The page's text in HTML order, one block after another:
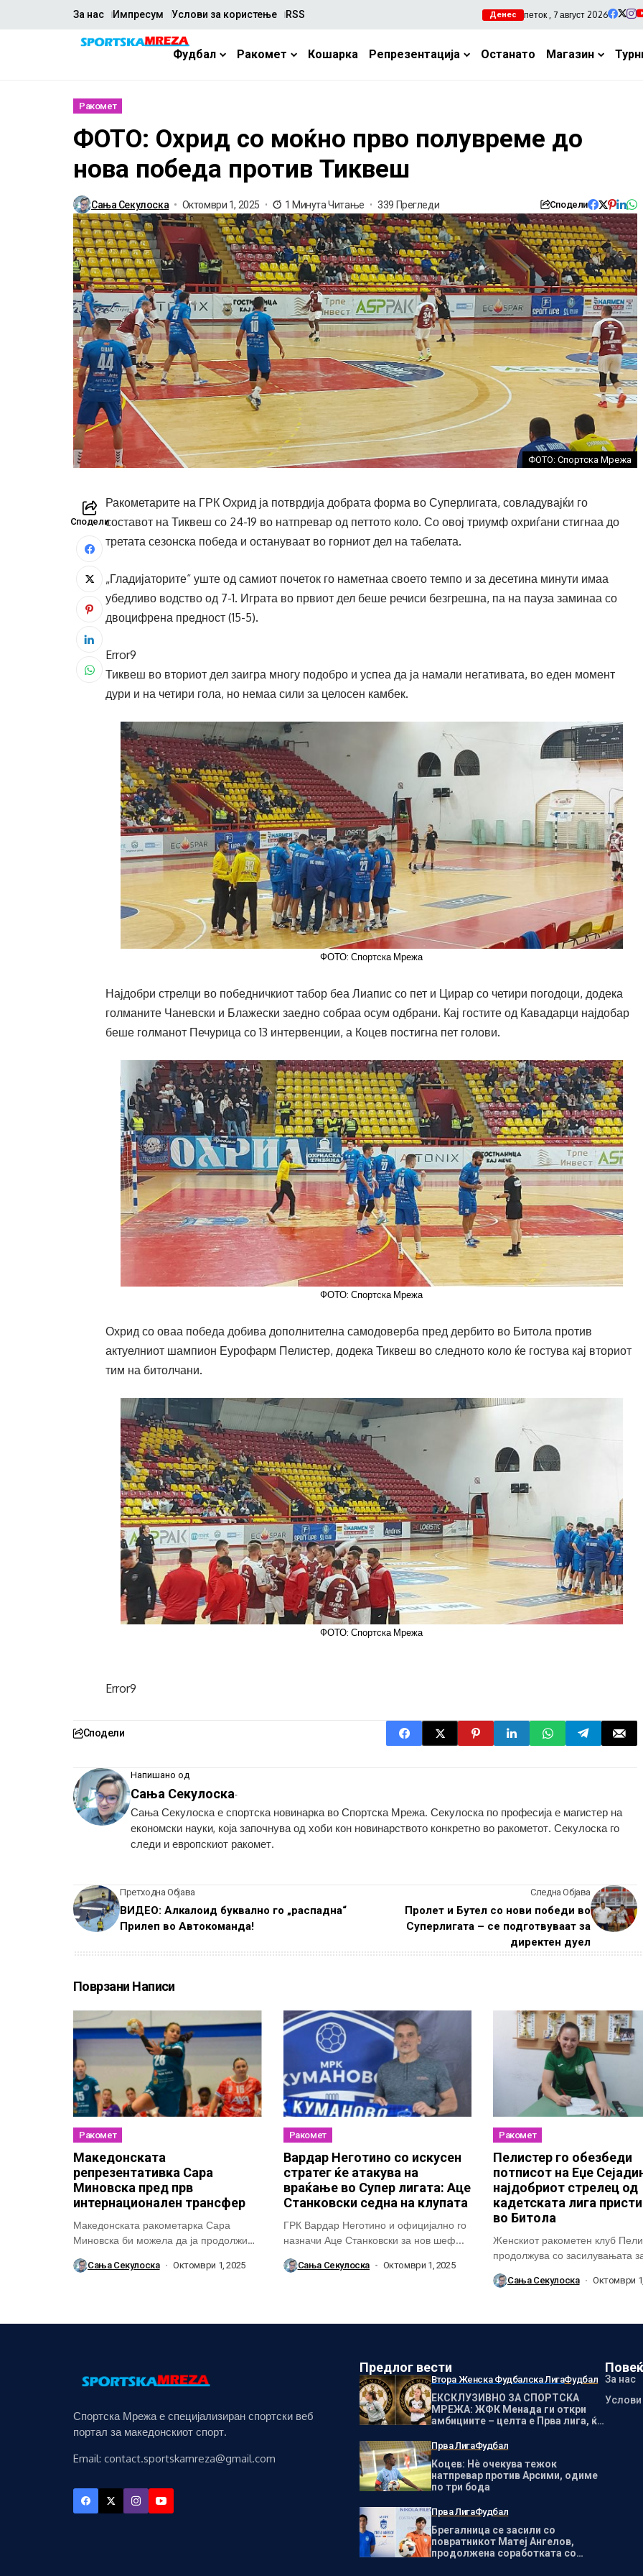
За нас Импресум Услови за користење RSS Денес петок , 7 август 2026
Фудбал Ракомет Кошарка Репрезентација Останато Магазин
Ракомет
ФОТО: Охрид со моќно прво полувреме до
нова победа против Тиквеш
Сања Секулоска Октомври 1, 2025 1 Минута Читање 339 Прегледи Сподели
ФОТО: Спортска Мрежа
Сподели
Ракометарите на ГРК Охрид ја потврдија добрата форма во Суперлигата, совладувајќи го
составот на Тиквеш со 24-19 во натпревар од петтото коло. Со овој триумф охриѓани стигнаа до
третата сезонска победа и остануваат во горниот дел на табелата.
„Гладијаторите“ уште од самиот почеток го наметнаа своето темпо и за десетина минути имаа
убедливо водство од 7-1. Играта во првиот дел беше речиси безгрешна, па на пауза заминаа со
двоцифрена предност (15-5).
Error9
Тиквеш во вториот дел заигра многу подобро и успеа да ја намали негативата, во еден момент
дури и на четири гола, но немаа сили за целосен камбек.
ФОТО: Спортска Мрежа
Најдобри стрелци во победничкиот табор беа Лиапис со пет и Цирар со четири погодоци, додека
голманите Чаневски и Блажески заедно собраа осум одбрани. Кај гостите од Кавадарци најдобар
беше голманот Печурица со 13 интервенции, а Коцев постигна пет голови.
ФОТО: Спортска Мрежа
Охрид со оваа победа добива дополнителна самодоверба пред дербито во Битола против
актуелниот шампион Еурофарм Пелистер, додека Тиквеш во следното коло ќе гостува кај вториот
тим на битолчани.
ФОТО: Спортска Мрежа
Error9
Сподели
Напишано од
Сања Секулоска-
Сања Секулоска е спортска новинарка во Спортска Мрежа. Секулоска по професија е магистер на
економски науки, која започнува од хоби кон новинарството конкретно во ракометот. Секулоска го
следи и европскиот ракомет.
Претходна Објава
ВИДЕО: Алкалоид буквално го „распадна“
Прилеп во Автокоманда!
Следна Објава
Пролет и Бутел со нови победи во
Суперлигата – се подготвуваат за
директен дуел
Поврзани Написи
Ракомет
Македонската
репрезентативка Сара
Миновска пред прв
интернационален трансфер
Македонската ракометарка Сара
Миновска би можела да ја продолжи
Сања Секулоска Октомври 1, 2025
Ракомет
Вардар Неготино со искусен
стратег ќе атакува на
враќање во Супер лигата: Аце
Станковски седна на клупата
ГРК Вардар Неготино и официјално го
назначи Аце Станковски за нов шеф...
Сања Секулоска Октомври 1, 2025
Ракомет
Пелистер го обезбеди
потписот на Еџе
најдобриот стрелец од
кадетската лига
во Битола
Женскиот ракометен клуб
продолжува со засилувањата
Сања Секулоска Октомври
Спортска Мрежа е специјализиран спортски веб
портал за македонскиот спорт.
Email: contact.sportskamreza@gmail.com
Предлог вести
Втора Женска Фудбалска ЛигаФудбал
ЕКСКЛУЗИВНО ЗА СПОРТСКА
МРЕЖА: ЖФК Менада ги откри
амбициите – целта е Прва лига, ќе
иднина!
Прва ЛигаФудбал
Коцев: Нѐ очекува тежок
натпревар против Арсими, одиме
по три бода
Прва ЛигаФудбал
Брегалница се засили со
повратникот Матеј Ангелов,
продолжена соработката со
За нас
Услови